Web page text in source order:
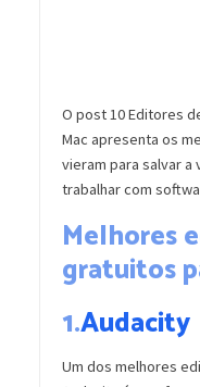
O post 10 Editores
Mac apresenta os
vieram para salvar
trabalhar com
Melhores
gratuitos
1.Audacity
Um dos melhores